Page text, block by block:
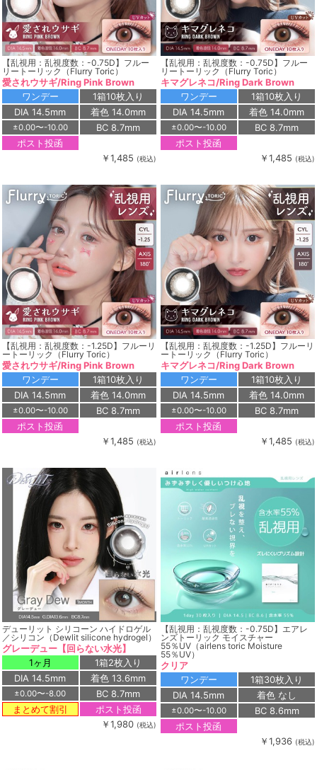
【乱視用：乱視度数：-0.75D】フルー
リートーリック（Flurry Toric）
愛されウサギ/Ring Pink Brown
ワンデー
1箱10枚入り
DIA 14.5mm
着色 14.0mm
±0.00〜-10.00
BC 8.7mm
ポスト投函
￥1,485 (税込)
【乱視用：乱視度数：-0.75D】フルー
リートーリック（Flurry Toric）
キマグレネコ/Ring Dark Brown
ワンデー
1箱10枚入り
DIA 14.5mm
着色 14.0mm
±0.00〜-10.00
BC 8.7mm
ポスト投函
￥1,485 (税込)
【乱視用：乱視度数：-1.25D】フルーリ
ートーリック（Flurry Toric）
愛されウサギ/Ring Pink Brown
ワンデー
1箱10枚入り
DIA 14.5mm
着色 14.0mm
±0.00〜-10.00
BC 8.7mm
ポスト投函
￥1,485 (税込)
【乱視用：乱視度数：-1.25D】フルーリ
ートーリック（Flurry Toric）
キマグレネコ/Ring Dark Brown
ワンデー
1箱10枚入り
DIA 14.5mm
着色 14.0mm
±0.00〜-10.00
BC 8.7mm
ポスト投函
￥1,485 (税込)
デューリット シリコーン ハイドロゲル
／シリコン（Dewlit silicone hydrogel）
グレーデュー【回らない水光】
1ヶ月
1箱2枚入り
DIA 14.5mm
着色 13.6mm
±0.00〜-8.00
BC 8.7mm
まとめて割引
ポスト投函
￥1,980 (税込)
【乱視用：乱視度数：-0.75D】エアレ
ンズトーリック モイスチャー
55％UV（airlens toric Moisture
55％UV）
クリア
ワンデー
1箱30枚入り
DIA 14.5mm
着色 なし
±0.00〜-10.00
BC 8.6mm
ポスト投函
￥1,936 (税込)